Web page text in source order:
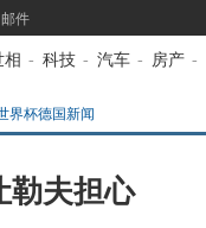
邮件
相 - 科技 - 汽车 - 房产 -
界杯德国新闻
勒夫担心